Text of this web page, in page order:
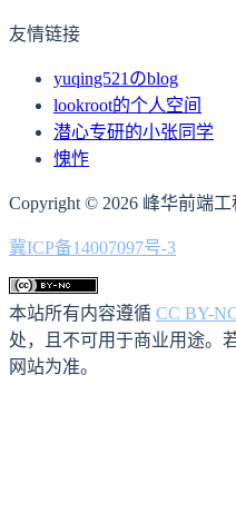
友情链接
yuqing521のblog
lookroot的个人空间
潜心专研的小张同学
愧怍
Copyright © 2026 峰华前端工
冀ICP备14007097号-3
本站所有内容遵循 CC BY-
处，且不可用于商业用途。
网站为准。